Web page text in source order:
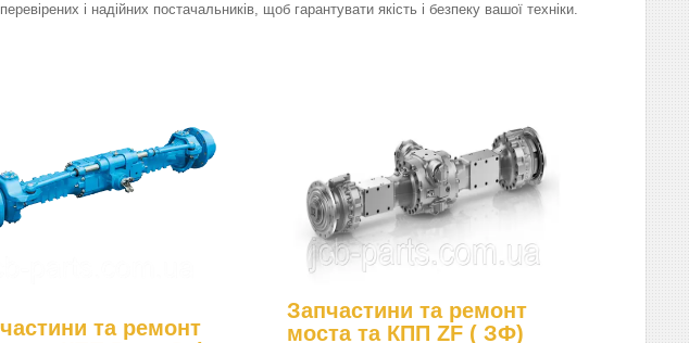
і надійних постачальників, щоб гарантувати якість і безпеку вашої техніки.
та ремонт
Запчастини та ремонт
моста та КПП ZF ( ЗФ)